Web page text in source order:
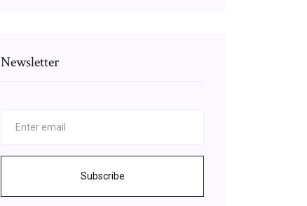
Newsletter
Subscribe